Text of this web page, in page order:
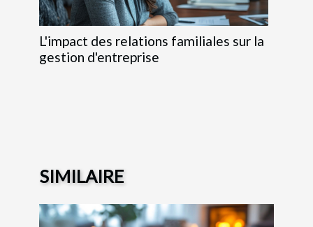
L'impact des relations familiales sur la
gestion d'entreprise
SIMILAIRE